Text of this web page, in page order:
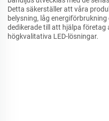
Detta säkerställer att våra
belysning, låg
dedikerade till att hjälpa
högkvalitativa LED-lösningar.